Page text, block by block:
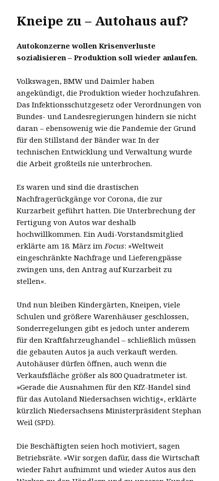
Kneipe zu – Autohaus auf?
Autokonzerne wollen Krisenverluste
sozialisieren – Produktion soll wieder anlaufen.
Volkswagen, BMW und Daimler haben
angekündigt, die Produktion wieder hochzufahren.
Das Infektionsschutzgesetz oder Verordnungen von
Bundes- und Landesregierungen hindern sie nicht
daran – ebensowenig wie die Pandemie der Grund
für den Stillstand der Bänder war. In der
technischen Entwicklung und Verwaltung wurde
die Arbeit großteils nie unterbrochen.
Es waren und sind die drastischen
Nachfragerückgänge vor Corona, die zur
Kurzarbeit geführt hatten. Die Unterbrechung der
Fertigung von Autos war deshalb
hochwillkommen. Ein Audi-Vorstandsmitglied
erklärte am 18. März im Focus: »Weltweit
eingeschränkte Nachfrage und Lieferengpässe
zwingen uns, den Antrag auf Kurzarbeit zu
stellen«.
Und nun bleiben Kindergärten, Kneipen, viele
Schulen und größere Warenhäuser geschlossen,
Sonderregelungen gibt es jedoch unter anderem
für den Kraftfahrzeughandel – schließlich müssen
die gebauten Autos ja auch verkauft werden.
Autohäuser dürfen öffnen, auch wenn die
Verkaufsfläche größer als 800 Quadratmeter ist.
»Gerade die Ausnahmen für den KfZ-Handel sind
für das Autoland Niedersachsen wichtig«, erklärte
kürzlich Niedersachsens Ministerpräsident Stephan
Weil (SPD).
Die Beschäftigten seien hoch motiviert, sagen
Betriebsräte. »Wir sorgen dafür, dass die Wirtschaft
wieder Fahrt aufnimmt und wieder Autos aus den